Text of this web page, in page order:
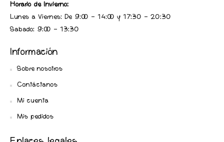
Horario de Invierno:
Lunes a Viernes: De 9:00 - 14:00 y 17:30 - 20:30
Sabado: 9:00 - 13:30
Información
Sobre nosotros
Contáctanos
Mi cuenta
Mis pedidos